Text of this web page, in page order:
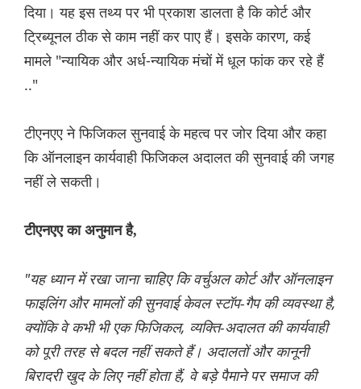
दिया। यह इस तथ्य पर भी प्रकाश डालता है कि कोर्ट और
ट्रिब्यूनल ठीक से काम नहीं कर पाए हैं। इसके कारण, कई
मामले "न्यायिक और अर्ध-न्यायिक मंचों में धूल फांक कर रहे हैं
.."
टीएनएए ने फिजिकल सुनवाई के महत्व पर जोर दिया और कहा
कि ऑनलाइन कार्यवाही फिजिकल अदालत की सुनवाई की जगह
नहीं ले सकती।
टीएनएए का अनुमान है,
"यह ध्यान में रखा जाना चाहिए कि वर्चुअल कोर्ट और ऑनलाइन
फाइलिंग और मामलों की सुनवाई केवल स्टॉप-गैप की व्यवस्था है,
क्योंकि वे कभी भी एक फिजिकल, व्यक्ति-अदालत की कार्यवाही
को पूरी तरह से बदल नहीं सकते हैं। अदालतों और कानूनी
बिरादरी खुद के लिए नहीं होता हैं, वे बड़े पैमाने पर समाज की